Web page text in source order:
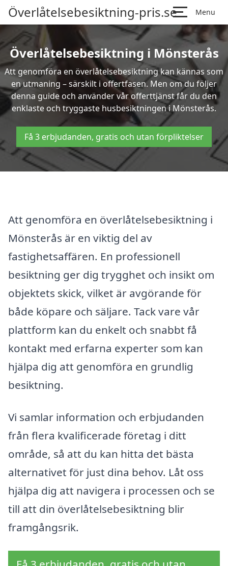
Överlåtelsebesiktning-pris.se Menu
Överlåtelsebesiktning i Mönsterås
Att genomföra en överlåtelsebesiktning kan kännas som
en utmaning – särskilt i offertfasen. Men om du följer
denna guide och använder vår offerttjänst får du den
enklaste och tryggaste husbesiktningen i Mönsterås.
Få 3 erbjudanden, gratis och utan förpliktelser
Att genomföra en överlåtelsebesiktning i
Mönsterås är en viktig del av
fastighetsaffären. En professionell
besiktning ger dig trygghet och insikt om
objektets skick, vilket är avgörande för
både köpare och säljare. Tack vare vår
plattform kan du enkelt och snabbt få
kontakt med erfarna experter som kan
hjälpa dig att genomföra en grundlig
besiktning.
Vi samlar information och erbjudanden
från flera kvalificerade företag i ditt
område, så att du kan hitta det bästa
alternativet för just dina behov. Låt oss
hjälpa dig att navigera i processen och se
till att din överlåtelsebesiktning blir
framgångsrik.